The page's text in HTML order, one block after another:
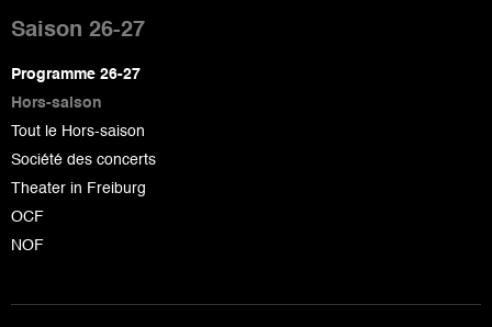
de
page
Saison 26-27
Programme 26-27
Hors-saison
Tout le Hors-saison
Société des concerts
Theater in Freiburg
OCF
NOF